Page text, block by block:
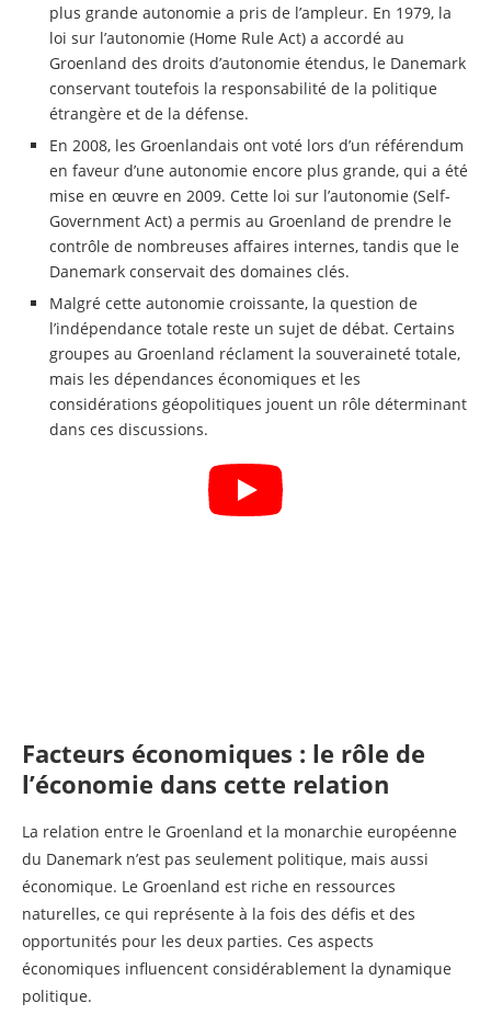
plus grande autonomie a pris de l’ampleur. En 1979, la
loi sur l’autonomie (Home Rule Act) a accordé au
Groenland des droits d’autonomie étendus, le Danemark
conservant toutefois la responsabilité de la politique
étrangère et de la défense.
En 2008, les Groenlandais ont voté lors d’un référendum
en faveur d’une autonomie encore plus grande, qui a été
mise en œuvre en 2009. Cette loi sur l’autonomie (Self-
Government Act) a permis au Groenland de prendre le
contrôle de nombreuses affaires internes, tandis que le
Danemark conservait des domaines clés.
Malgré cette autonomie croissante, la question de
l’indépendance totale reste un sujet de débat. Certains
groupes au Groenland réclament la souveraineté totale,
mais les dépendances économiques et les
considérations géopolitiques jouent un rôle déterminant
dans ces discussions.
Facteurs économiques : le rôle de
l’économie dans cette relation
La relation entre le Groenland et la monarchie européenne
du Danemark n’est pas seulement politique, mais aussi
économique. Le Groenland est riche en ressources
naturelles, ce qui représente à la fois des défis et des
opportunités pour les deux parties. Ces aspects
économiques influencent considérablement la dynamique
politique.